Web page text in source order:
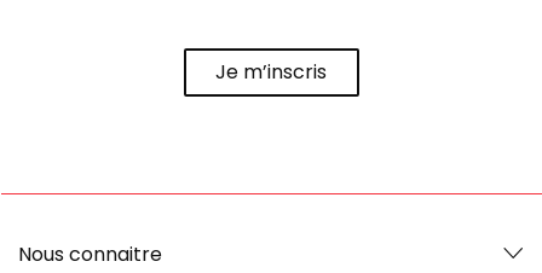
Je m’inscris
Nous connaitre